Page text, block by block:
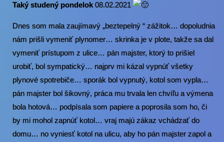
Taký studený pondelok 08.02.2021
Dnes som mala zaujímavý „beztepelný “ zážitok… dopoludnia
nám prišli vymeniť plynomer… skrinka je v plote, takže sa dal
vymeniť prístupom z ulice… pán majster, ktorý to prišiel
urobiť, bol sympatický… najprv mi kázal vypnúť všetky
plynové spotrebiče… sporák bol vypnutý, kotol som vypla…
pán majster bol šikovný, práca mu trvala len chvíľu a výmena
bola hotová… podpísala som papiere a poprosila som ho, či
by mi mohol zapnúť kotol… vraj majú zákaz vchádzať do
domu… no vyniesť kotol na ulicu, aby ho pán majster zapol a